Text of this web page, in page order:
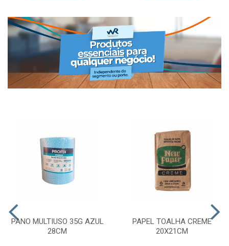
PANO MULTIUSO 35G AZUL
28CM
PAPEL TOALHA CREME
20X21CM